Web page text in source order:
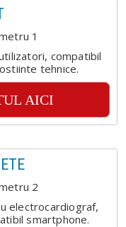
compatibil
tehnice.
AICI
electrocardiograf,
smartphone.